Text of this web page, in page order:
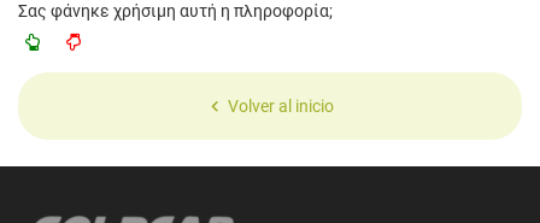
Σας φάνηκε χρήσιμη αυτή η πληροφορία;
Volver al inicio